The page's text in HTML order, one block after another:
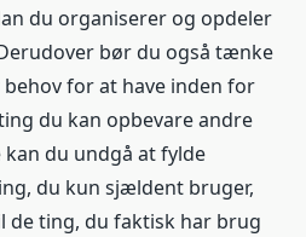
du organiserer og opdeler
bør du også tænke
for at have inden for
du kan opbevare andre
kan du undgå at fylde
du kun sjældent bruger,
de ting, du faktisk har brug